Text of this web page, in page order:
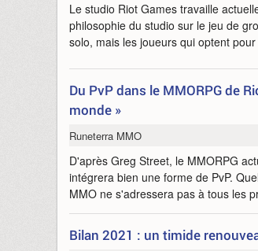
Le studio Riot Games travaille
philosophie du studio sur le jeu de
solo, mais les joueurs qui optent
Du PvP dans le MMORPG de
monde »
Runeterra MMO
D'après Greg Street, le MMORPG
intégrera bien une forme de PvP.
MMO ne s'adressera pas à tous les
Bilan 2021 : un timide